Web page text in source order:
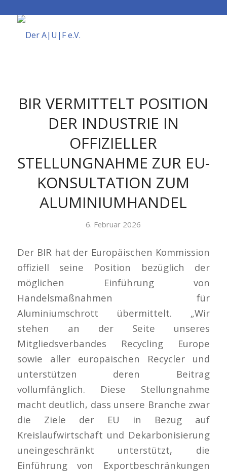
BIR VERMITTELT POSITION
DER INDUSTRIE IN
OFFIZIELLER
STELLUNGNAHME ZUR EU-
KONSULTATION ZUM
ALUMINIUMHANDEL
6. Februar 2026
Der BIR hat der Europäischen Kommission
offiziell seine Position bezüglich der
möglichen Einführung von
Handelsmaßnahmen für
Aluminiumschrott übermittelt. „Wir
stehen an der Seite unseres
Mitgliedsverbandes Recycling Europe
sowie aller europäischen Recycler und
unterstützen deren Beitrag
vollumfänglich. Diese Stellungnahme
macht deutlich, dass unsere Branche zwar
die Ziele der EU in Bezug auf
Kreislaufwirtschaft und Dekarbonisierung
uneingeschränkt unterstützt, die
Einführung von Exportbeschränkungen